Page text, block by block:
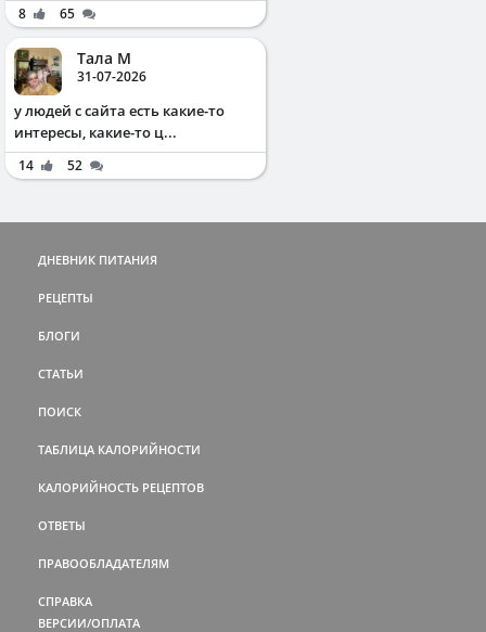
8 65
Тала М
31-07-2026
у людей с сайта есть какие-то
интересы, какие-то ц...
14 52
ДНЕВНИК ПИТАНИЯ
РЕЦЕПТЫ
БЛОГИ
СТАТЬИ
ПОИСК
ТАБЛИЦА КАЛОРИЙНОСТИ
КАЛОРИЙНОСТЬ РЕЦЕПТОВ
ОТВЕТЫ
ПРАВООБЛАДАТЕЛЯМ
СПРАВКА
ВЕРСИИ/ОПЛАТА